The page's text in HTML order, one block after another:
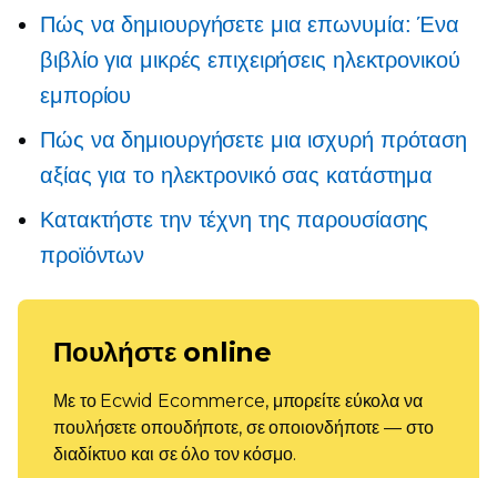
Πώς να δημιουργήσετε μια επωνυμία: Ένα
βιβλίο για μικρές επιχειρήσεις ηλεκτρονικού
εμπορίου
Πώς να δημιουργήσετε μια ισχυρή πρόταση
αξίας για το ηλεκτρονικό σας κατάστημα
Κατακτήστε την τέχνη της παρουσίασης
προϊόντων
Πουλήστε online
Με το Ecwid Ecommerce, μπορείτε εύκολα να
πουλήσετε οπουδήποτε, σε οποιονδήποτε — στο
διαδίκτυο και σε όλο τον κόσμο.